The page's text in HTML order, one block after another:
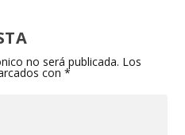
no será publicada. Los
con*